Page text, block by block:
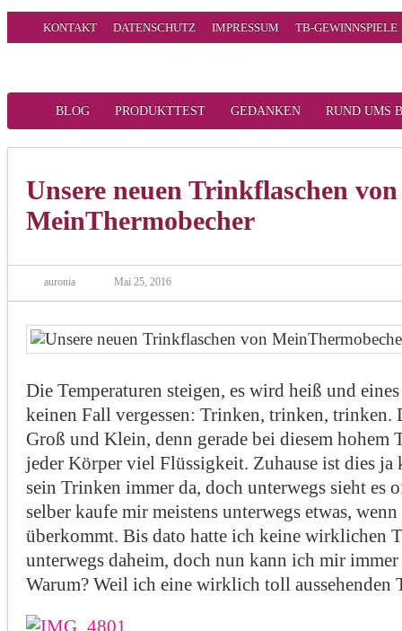
KONTAKT DATENSCHUTZ IMPRESSUM TB-GEWINNSPIELE
BLOG PRODUKTTEST GEDANKEN RUND UMS
Unsere neuen Trinkflaschen von
MeinThermobecher
auronia Mai 25, 2016
Die Temperaturen steigen, es wird heiß und
keinen Fall vergessen: Trinken, trinken,
Groß und Klein, denn gerade bei diesem hohem
jeder Körper viel Flüssigkeit. Zuhause ist dies ja
sein Trinken immer da, doch unterwegs sieht es
selber kaufe mir meistens unterwegs etwas,
überkommt. Bis dato hatte ich keine wirklichen
unterwegs daheim, doch nun kann ich mir
Warum? Weil ich eine wirklich toll aussehenden